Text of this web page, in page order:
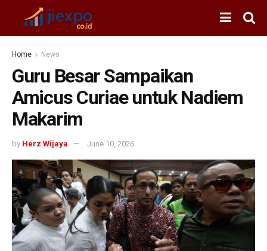
Home News
Guru Besar Sampaikan
Amicus Curiae untuk Nadiem
Makarim
by Herz Wijaya June 10, 2026